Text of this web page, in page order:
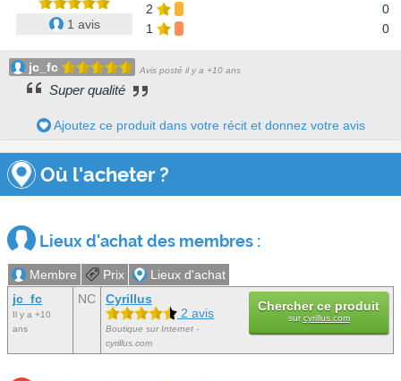
1 avis
2
0
1
0
jc_fc Avis posté il y a +10 ans
Super qualité
Ajoutez ce produit dans votre récit et donnez votre avis
Où l'acheter ?
Lieux d'achat des membres :
Membre Prix
Lieux d'achat
jc_fc
Il y a +10
ans
NC
Cyrillus
2 avis
Boutique sur Internet -
cyrillus.com
Chercher ce produit
surcyrillus.com